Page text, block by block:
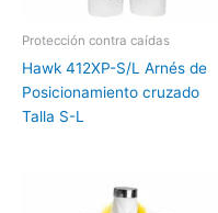
Protección contra caídas
Hawk 412XP-S/L Arnés de
Posicionamiento cruzado
Talla S-L